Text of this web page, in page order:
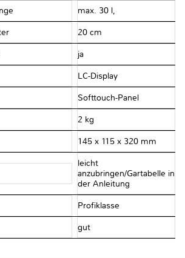
max. 30 l,
20 cm
ja
LC-Display
Softtouch-Panel
2 kg
145 x 115 x 320 mm
leicht
anzubringen/Gartabelle in
der Anleitung
Profiklasse
gut